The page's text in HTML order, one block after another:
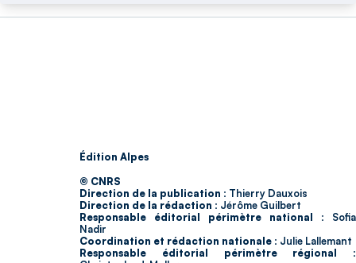
Édition Alpes
© CNRS
Direction de la publication : Thierry Dauxois
Direction de la rédaction : Jérôme Guilbert
Responsable éditorial périmètre national : Sofia
Nadir
Coordination et rédaction nationale : Julie Lallemant
Responsable éditorial périmètre régional :